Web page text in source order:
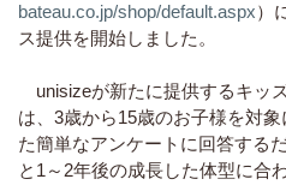
bateau.co.jp/shop/default.aspx）
ス提供を開始しました。
unisizeが新たに提供するキッ
は、3歳から15歳のお子様を対
た簡単なアンケートに回答する
と1～2年後の成長した体型に合